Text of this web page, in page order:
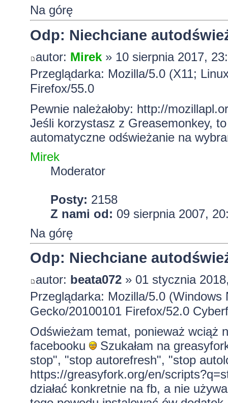
Na górę
Odp: Niechciane
autor: Mirek» 10 sierpnia 2017,
Przeglądarka: Mozilla/5.0 (X11;
Firefox/55.0
Pewnie należałoby: http://
Jeśli korzystasz z Greasemonkey,
automatyczne odświeżanie na
Mirek
Moderator
Posty: 2158
Z nami od: 09 sierpnia 2007,
Na górę
Odp: Niechciane
autor: beata072» 01 stycznia
Przeglądarka: Mozilla/5.0
Gecko/20100101 Firefox/52.0
Odświeżam temat, ponieważ wciąż
facebooku
Szukałam na
stop", "stop autorefresh", "stop
https://greasyfork.org/en/
działać konkretnie na fb, a nie